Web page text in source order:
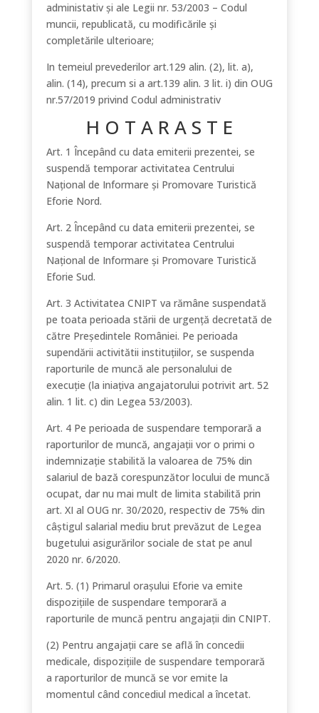
administativ şi ale Legii nr. 53/2003 – Codul
muncii, republicată, cu modificările şi
completările ulterioare;
In temeiul prevederilor art.129 alin. (2), lit. a),
alin. (14), precum si a art.139 alin. 3 lit. i) din OUG
nr.57/2019 privind Codul administrativ
H O T A R A S T E
Art. 1 Începând cu data emiterii prezentei, se
suspendă temporar activitatea Centrului
Naţional de Informare şi Promovare Turistică
Eforie Nord.
Art. 2 Începând cu data emiterii prezentei, se
suspendă temporar activitatea Centrului
Naţional de Informare şi Promovare Turistică
Eforie Sud.
Art. 3 Activitatea CNIPT va rămâne suspendată
pe toata perioada stării de urgenţă decretată de
către Preşedintele României. Pe perioada
supendării activitătii instituţiilor, se suspenda
raporturile de muncă ale personalului de
execuţie (la iniaţiva angajatorului potrivit art. 52
alin. 1 lit. c) din Legea 53/2003).
Art. 4 Pe perioada de suspendare temporară a
raporturilor de muncă, angajaţii vor o primi o
indemnizaţie stabilită la valoarea de 75% din
salariul de bază corespunzător locului de muncă
ocupat, dar nu mai mult de limita stabilită prin
art. XI al OUG nr. 30/2020, respectiv de 75% din
câştigul salarial mediu brut prevăzut de Legea
bugetului asigurărilor sociale de stat pe anul
2020 nr. 6/2020.
Art. 5. (1) Primarul orașului Eforie va emite
dispoziţiile de suspendare temporară a
raporturile de muncă pentru angajaţii din CNIPT.
(2) Pentru angajaţii care se află în concedii
medicale, dispozițiile de suspendare temporară
a raporturilor de muncă se vor emite la
momentul când concediul medical a încetat.